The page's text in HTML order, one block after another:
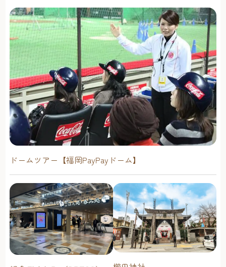
ドームツアー【福岡PayPayドーム】